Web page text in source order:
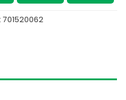
701520062